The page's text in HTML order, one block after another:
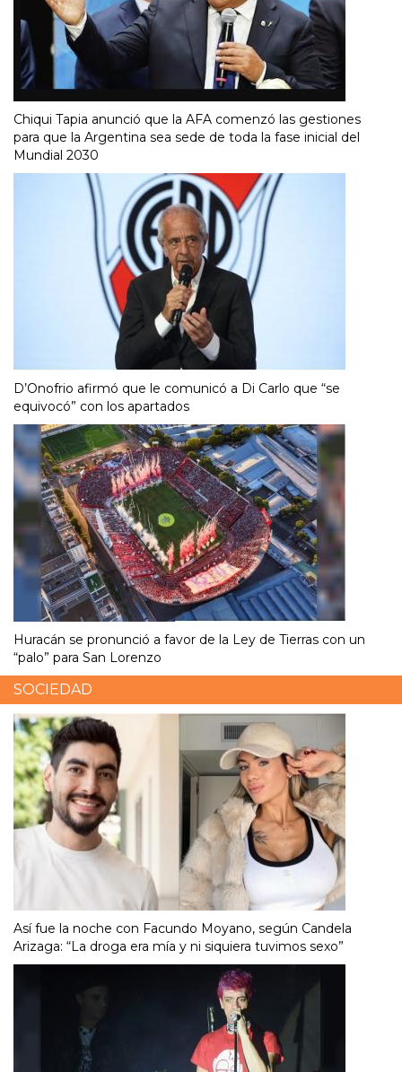
Chiqui Tapia anunció que la AFA comenzó las gestiones
para que la Argentina sea sede de toda la fase inicial del
Mundial 2030
D’Onofrio afirmó que le comunicó a Di Carlo que “se
equivocó” con los apartados
Huracán se pronunció a favor de la Ley de Tierras con un
“palo” para San Lorenzo
SOCIEDAD
Así fue la noche con Facundo Moyano, según Candela
Arizaga: “La droga era mía y ni siquiera tuvimos sexo”